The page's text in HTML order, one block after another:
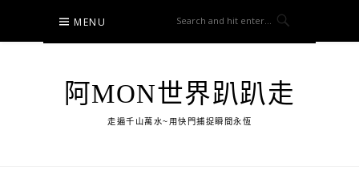
content
MENU
阿MON世界趴趴走
走遍千山萬水~用快門捕捉瞬間永恆